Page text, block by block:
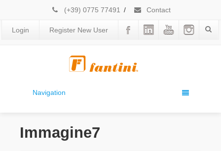
(+39) 0775 77491 / Contact
Login Register New User
Navigation
Immagine7